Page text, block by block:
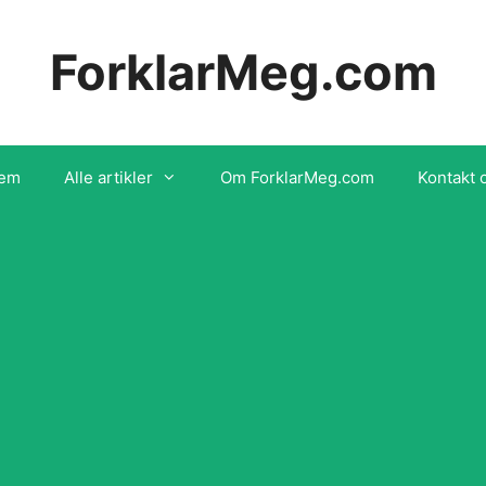
ForklarMeg.com
Alle artikler Om ForklarMeg.com Kontakt